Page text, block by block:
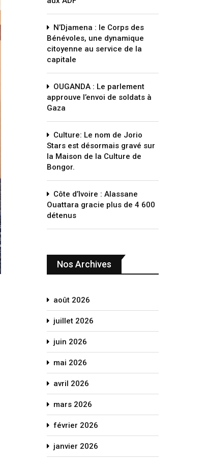
N’Djamena : le Corps des
Bénévoles, une dynamique
citoyenne au service de la
capitale
OUGANDA : Le parlement
approuve l’envoi de soldats à
Gaza
Culture: Le nom de Jorio
Stars est désormais gravé sur
la Maison de la Culture de
Bongor.
Côte d’Ivoire : Alassane
Ouattara gracie plus de 4 600
détenus
Nos Archives
août 2026
juillet 2026
juin 2026
mai 2026
avril 2026
mars 2026
février 2026
janvier 2026